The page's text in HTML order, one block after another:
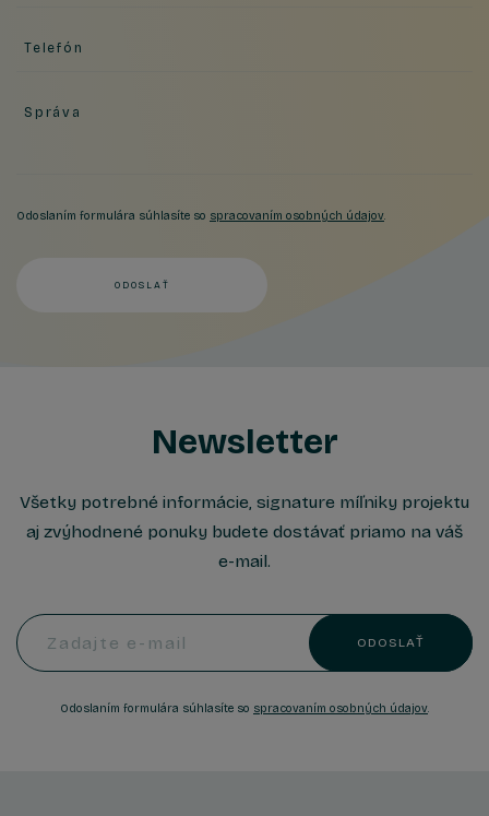
Telefón
Správa
Odoslaním formulára súhlasíte so spracovaním osobných údajov.
ODOSLAŤ
Newsletter
Všetky potrebné informácie, signature míľniky projektu
aj zvýhodnené ponuky budete dostávať priamo na váš
e-mail.
Zadajte e-mail ODOSLAŤ
Odoslaním formulára súhlasíte so spracovaním osobných údajov.